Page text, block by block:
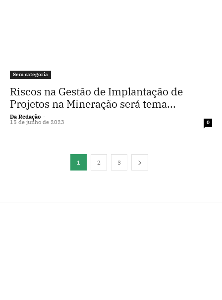
Sem categoria
Riscos na Gestão de Implantação de
Projetos na Mineração será tema...
Da Redação -
15 de junho de 2023 0
1 2 3